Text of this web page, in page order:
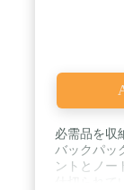
必需品を収
バックパッ
ントとノー